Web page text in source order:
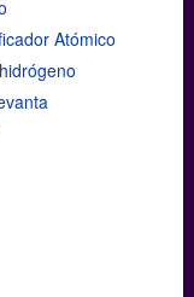
Atómico